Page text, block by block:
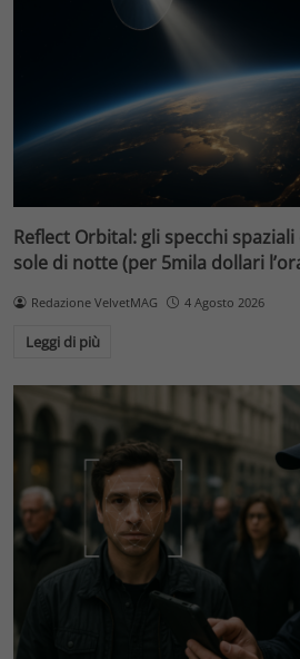
Reflect Orbital: gli specchi
sole di notte (per 5mila dollari
Redazione VelvetMAG 4 Agosto 2026
Leggi di più